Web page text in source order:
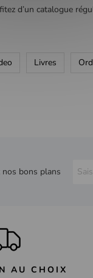
d’un catalogue
Livres
nos bons plans
AU CHOIX